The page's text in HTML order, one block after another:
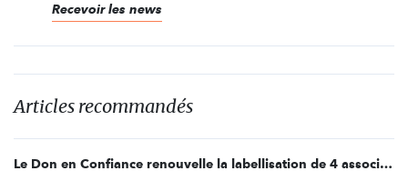
Recevoir les news
Articles recommandés
Le Don en Confiance renouvelle la labellisation de 4 associations et fondations